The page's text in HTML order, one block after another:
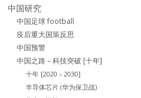
中国研究
中国足球 football
疫后重大国策反思
中国预警
中国之路 – 科技突破 [十年]
十年 [2020 – 2030]
半导体芯片 (华为保卫战)